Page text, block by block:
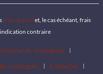
frais de portet, le cas échéant, frais
contraire
de revendeurs
catalogues Contactez